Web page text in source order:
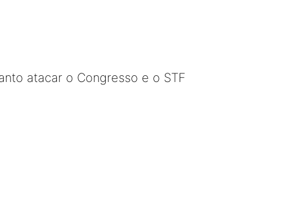
atacar o Congresso e o STF